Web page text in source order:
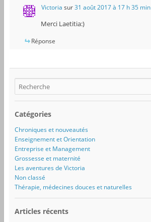
Victoria sur31 août 2017 à 17 h 35 min
Merci Laetitia:)
Réponse
Catégories
Chroniques et nouveautés
Enseignement et Orientation
Entreprise et Management
Grossesse et maternité
Les aventures de Victoria
Non classé
Thérapie, médecines douces et naturelles
Articles récents